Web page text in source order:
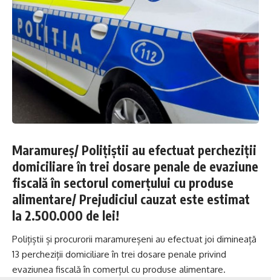
Maramureș/ Polițiștii au efectuat percheziții
domiciliare în trei dosare penale de evaziune
fiscală în sectorul comerțului cu produse
alimentare/ Prejudiciul cauzat este estimat
la 2.500.000 de lei!
Polițiștii și procurorii maramureșeni au efectuat joi dimineață
13 percheziții domiciliare în trei dosare penale privind
evaziunea fiscală în comerțul cu produse alimentare.